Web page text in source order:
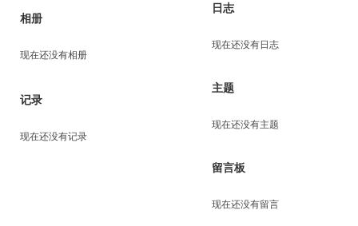
相册
现在还没有相册
记录
现在还没有记录
日志
现在还没有日志
主题
现在还没有主题
留言板
现在还没有留言